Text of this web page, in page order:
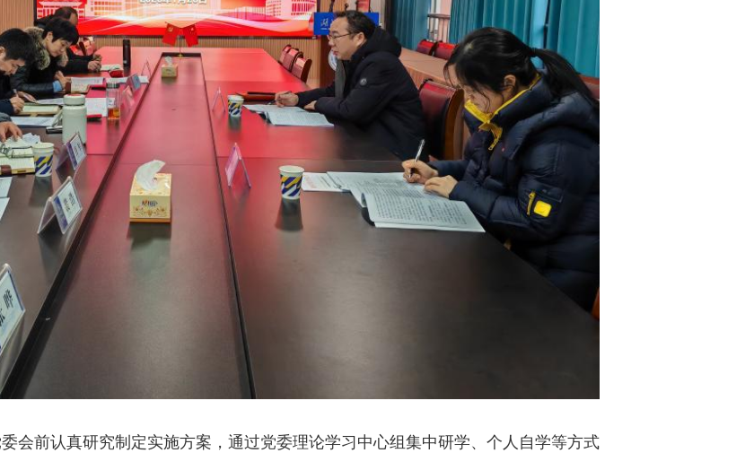
会前认真研究制定实施方案，通过党委理论学习中心组集中研学、个人自学等方式